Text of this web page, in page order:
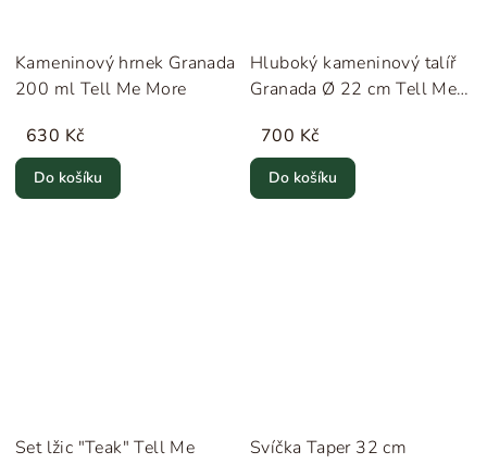
Kameninový hrnek Granada
200 ml Tell Me More
630 Kč
Do košíku
Hluboký kameninový talíř
Granada Ø 22 cm Tell Me
700 Kč
Do košíku
Set lžic "Teak" Tell Me
Svíčka Taper 32 cm